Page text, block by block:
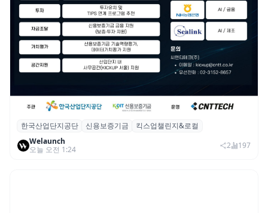
산단공·신보, 2026 ‘킥스업 챌린지&로컬’ 참
여 스타트업 모집
한국산업단지공단 신용보증기금
킥스업챌린지&로컬
Welaunch
오늘 오전 1:24
2 197